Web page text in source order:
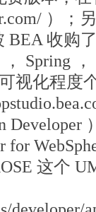
）；
BEA 收购
Spring
视化程度
这个